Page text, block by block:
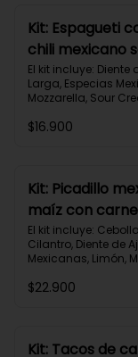
Carbohidratos 90g
Proteínas 45g
Kit: Espagueti
chili mexicano
queso-35
El kit incluye: Diente
Larga, Especias
Mozzarella, Sour
Molida (150g/p),
$16.900
Kit: Picadillo
maíz con
criollas y
139
El kit incluye:
Cilantro, Diente de
Mexicanas, Limón,
Mozzarella Rallado,
Grasas 30g |
$22.900
Kit: Tacos de